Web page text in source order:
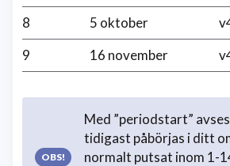
8
5 oktober
9
16 november
Med ”periodstart”
tidigast påbörjas i ditt
normalt putsat inom 1-